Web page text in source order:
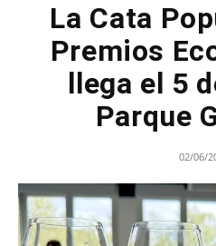
La Cata
Premios
llega el 5
Parque
02/06/